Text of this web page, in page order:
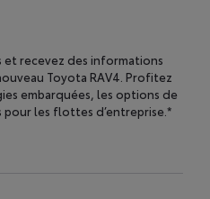
recevez des informations
Toyota RAV4. Profitez
embarquées, les options de
les flottes d’entreprise.*